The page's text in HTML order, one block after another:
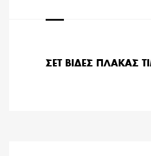
ΣΕΤ ΒΙΔΕΣ ΠΛΑΚΑΣ